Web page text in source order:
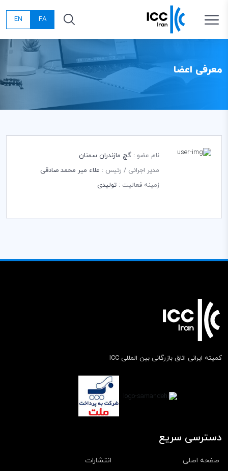
FA
EN
معرفی اعضا
نام عضو : گچ مازندران سمنان
مدیر اجرائی / رئیس : علاء میر محمد صادقی
زمینه فعالیت : تولیدی
کمیته ایرانی اتاق بازرگانی بین المللی ICC
دسترسی سریع
صفحه اصلی
انتشارات